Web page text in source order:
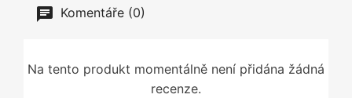
Komentáře (0)
Na tento produkt momentálně není přidána žádná
recenze.